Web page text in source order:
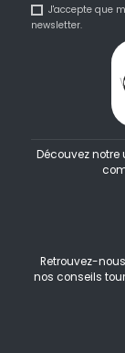
J'accepte que
newsletter.
Découvez
Retrouvez-
nos conseils